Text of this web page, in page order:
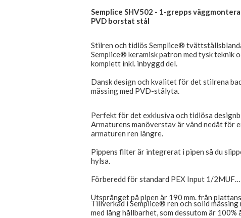
Semplice SHV502 - 1-grepps
PVD borstat stål
Stilren och tidlös Semplice®
Semplice® keramisk patron med tysk teknik
komplett inkl. inbyggd del.
Dansk design och kvalitet för det stilrena
mässing med PVD-stålyta.
Perfekt för det exklusiva och tidlösa
Armaturens manöverstav är vänd nedåt för
armaturen ren längre.
Pippens filter är integrerat i pipen så du
hylsa.
Förberedd för standard PEX Input 1/2MUF
Utsprånget på pipen är 190 mm. från
Tillverkad i Semplice® ren och solid
med lång hållbarhet, som dessutom är 100%